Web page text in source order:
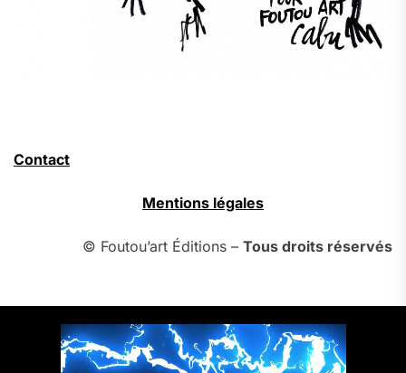
Contact
Mentions légales
© Foutou’art Éditions – Tous droits réservés